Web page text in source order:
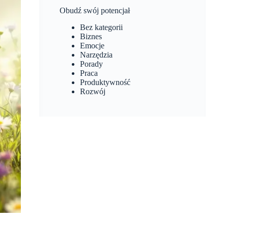
Obudź swój potencjał
Bez kategorii
Biznes
Emocje
Narzędzia
Porady
Praca
Produktywność
Rozwój